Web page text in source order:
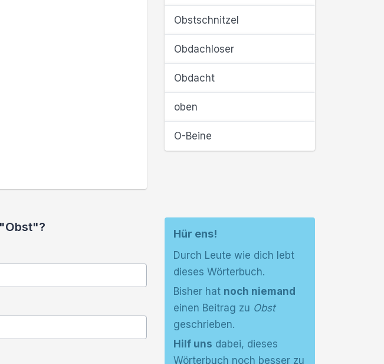
Obstschnitzel
Obdachloser
Obdacht
oben
O-Beine
Hür ens!
Durch Leute wie dich lebt
dieses Wörterbuch.
Bisher hat noch niemand
einen Beitrag zu Obst
geschrieben.
Hilf uns dabei, dieses
Wörterbuch noch besser zu